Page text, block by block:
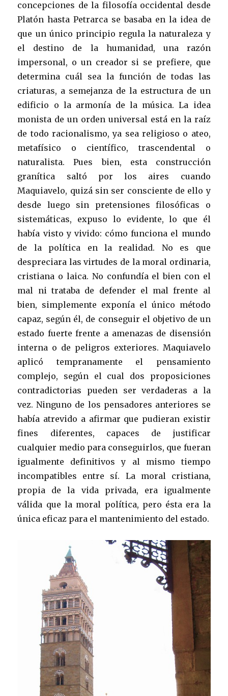
concepciones de la filosofía occidental desde
Platón hasta Petrarca se basaba en la idea de
que un único principio regula la naturaleza y
el destino de la humanidad, una razón
impersonal, o un creador si se prefiere, que
determina cuál sea la función de todas las
criaturas, a semejanza de la estructura de un
edificio o la armonía de la música. La idea
monista de un orden universal está en la raíz
de todo racionalismo, ya sea religioso o ateo,
metafísico o científico, trascendental o
naturalista. Pues bien, esta construcción
granítica saltó por los aires cuando
Maquiavelo, quizá sin ser consciente de ello y
desde luego sin pretensiones filosóficas o
sistemáticas, expuso lo evidente, lo que él
había visto y vivido: cómo funciona el mundo
de la política en la realidad. No es que
despreciara las virtudes de la moral ordinaria,
cristiana o laica. No confundía el bien con el
mal ni trataba de defender el mal frente al
bien, simplemente exponía el único método
capaz, según él, de conseguir el objetivo de un
estado fuerte frente a amenazas de disensión
interna o de peligros exteriores. Maquiavelo
aplicó tempranamente el pensamiento
complejo, según el cual dos proposiciones
contradictorias pueden ser verdaderas a la
vez. Ninguno de los pensadores anteriores se
había atrevido a afirmar que pudieran existir
fines diferentes, capaces de justificar
cualquier medio para conseguirlos, que fueran
igualmente definitivos y al mismo tiempo
incompatibles entre sí. La moral cristiana,
propia de la vida privada, era igualmente
válida que la moral política, pero ésta era la
única eficaz para el mantenimiento del estado.